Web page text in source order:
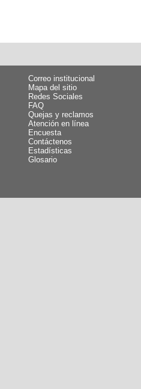
Correo institucional
Mapa del sitio
Redes Sociales
FAQ
Quejas y reclamos
Atención en línea
Encuesta
Contáctenos
Estadísticas
Glosario